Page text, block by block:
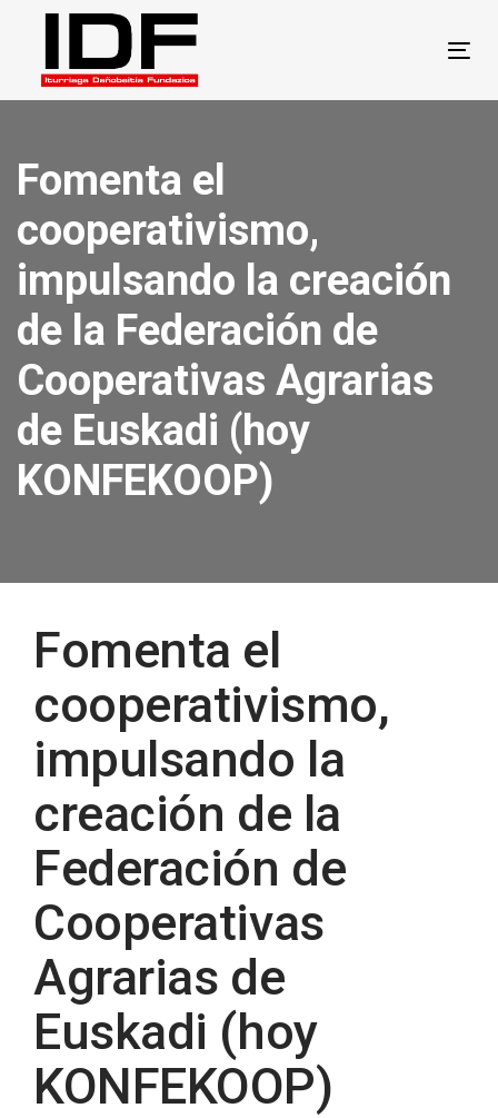
primary
navigation
content
Fomenta el
cooperativismo,
impulsando la creación
de la Federación de
Cooperativas Agrarias
de Euskadi (hoy
KONFEKOOP)
Fomenta el
cooperativismo,
impulsando la
creación de la
Federación de
Cooperativas
Agrarias de
Euskadi (hoy
KONFEKOOP)
Post
navigation